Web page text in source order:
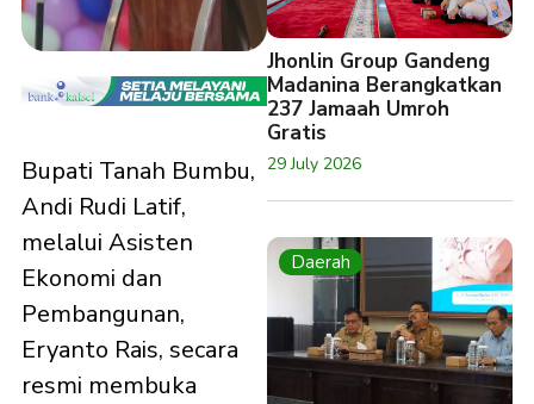
Bupati Tanah Bumbu,
Andi Rudi Latif,
melalui Asisten
Ekonomi dan
Pembangunan,
Eryanto Rais, secara
resmi membuka
Jhonlin Group Gandeng
Madanina Berangkatkan
237 Jamaah Umroh
Gratis
29 July 2026
Daerah